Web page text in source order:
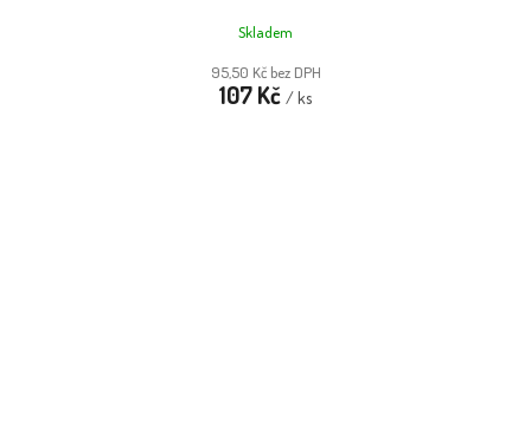
Skladem
95,50 Kč bez DPH
107 Kč / ks